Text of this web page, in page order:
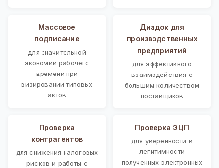
Массовое
подписание
для значительной
экономии рабочего
времени при
визировании типовых
актов
Диадок для
производственных
предприятий
для эффективного
взаимодействия с
большим количеством
поставщиков
Проверка
контрагентов
для снижения налоговых
рисков и работы с
Проверка ЭЦП
для уверенности в
легитимности
полученных электронных